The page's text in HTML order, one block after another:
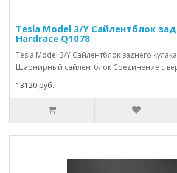
Tesla Model 3/Y Сайлентблок
Hardrace Q1078
Tesla Model 3/Y Сайлентблок заднего
Шарнирный сайлентблок Соединение с
13120 руб.